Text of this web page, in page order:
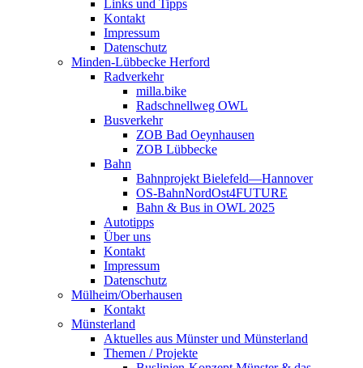
Links und Tipps
Kontakt
Impressum
Datenschutz
Minden-Lübbecke Herford
Radverkehr
milla.bike
Radschnellweg OWL
Busverkehr
ZOB Bad Oeynhausen
ZOB Lübbecke
Bahn
Bahnprojekt Bielefeld—Hannover
OS-BahnNordOst4FUTURE
Bahn & Bus in OWL 2025
Autotipps
Über uns
Kontakt
Impressum
Datenschutz
Mülheim/Oberhausen
Kontakt
Münsterland
Aktuelles aus Münster und Münsterland
Themen / Projekte